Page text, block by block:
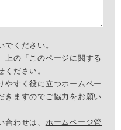
ください。
の「このページに関する
ださい。
すく役に立つホームペー
きますのでご協力をお願い
わせは、 ホームページ管